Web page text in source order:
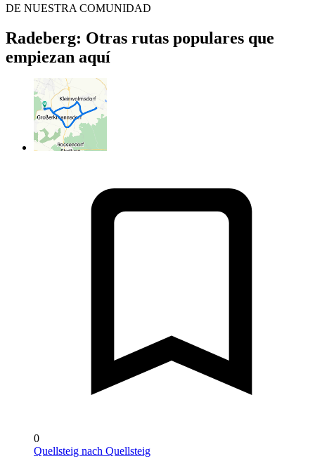
DE NUESTRA COMUNIDAD
Radeberg: Otras rutas populares que
empiezan aquí
0
Quellsteig nach Quellsteig